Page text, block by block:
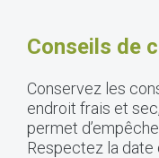
Conseils de
Conservez les
endroit frais et
permet
Respectez la